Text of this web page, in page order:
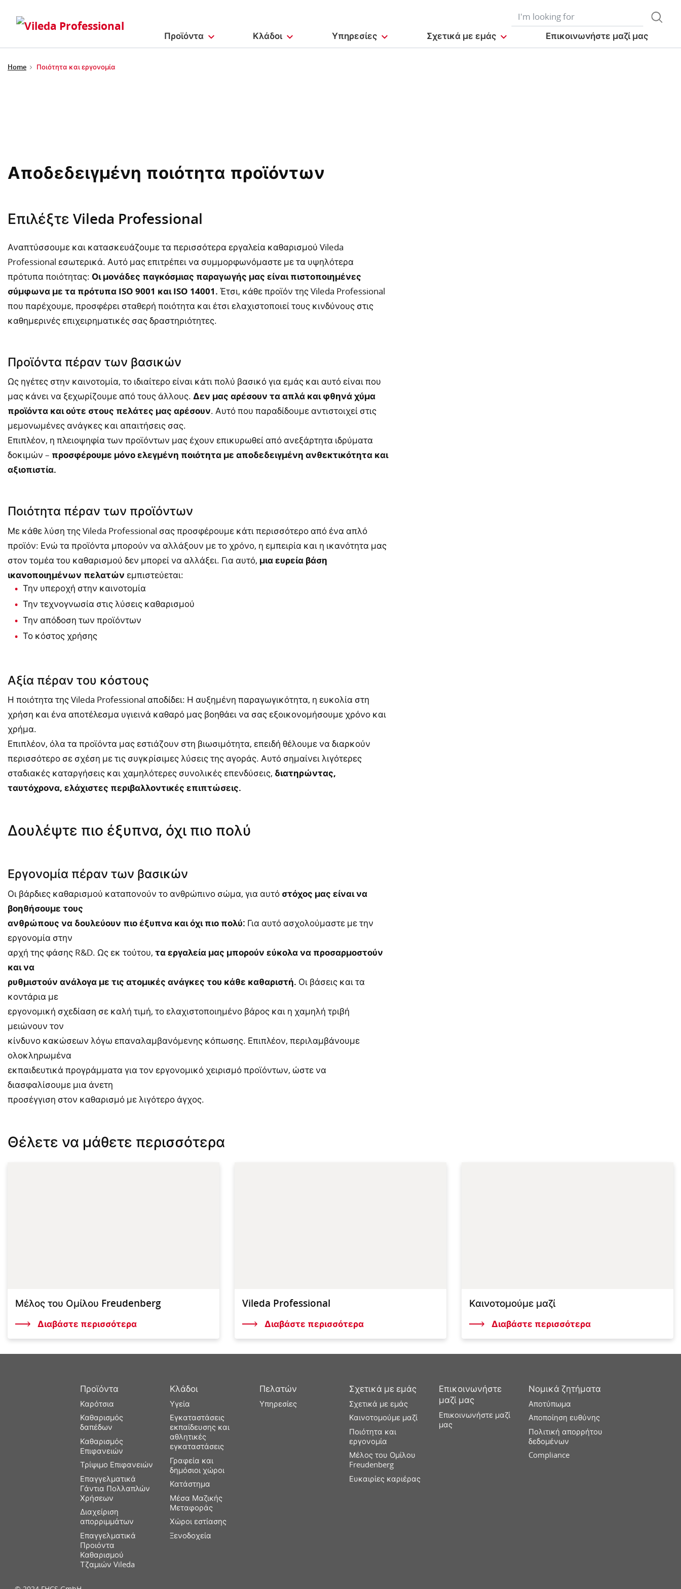
Προϊόντα Κλάδοι Υπηρεσίες Σχετικά με εμάς Επικοινωνήστε μαζί μας
Home Ποιότητα και εργονομία
Αποδεδειγμένη ποιότητα προϊόντων
Επιλέξτε Vileda Professional
Αναπτύσσουμε και κατασκευάζουμε τα περισσότερα εργαλεία καθαρισμού Vileda
Professional εσωτερικά. Αυτό μας επιτρέπει να συμμορφωνόμαστε με τα υψηλότερα
πρότυπα ποιότητας: Οι μονάδες παγκόσμιας παραγωγής μας είναι πιστοποιημένες
σύμφωνα με τα πρότυπα ISO 9001 και ISO 14001. Έτσι, κάθε προϊόν της Vileda Professional
που παρέχουμε, προσφέρει σταθερή ποιότητα και έτσι ελαχιστοποιεί τους κινδύνους στις
καθημερινές επιχειρηματικές σας δραστηριότητες.
Προϊόντα πέραν των βασικών
Ως ηγέτες στην καινοτομία, το ιδιαίτερο είναι κάτι πολύ βασικό για εμάς και αυτό είναι που
μας κάνει να ξεχωρίζουμε από τους άλλους. Δεν μας αρέσουν τα απλά και φθηνά χύμα
προϊόντα και ούτε στους πελάτες μας αρέσουν. Αυτό που παραδίδουμε αντιστοιχεί στις
μεμονωμένες ανάγκες και απαιτήσεις σας.
Επιπλέον, η πλειοψηφία των προϊόντων μας έχουν επικυρωθεί από ανεξάρτητα ιδρύματα
δοκιμών – προσφέρουμε μόνο ελεγμένη ποιότητα με αποδεδειγμένη ανθεκτικότητα και
αξιοπιστία.
Ποιότητα πέραν των προϊόντων
Με κάθε λύση της Vileda Professional σας προσφέρουμε κάτι περισσότερο από ένα απλό
προϊόν: Ενώ τα προϊόντα μπορούν να αλλάξουν με το χρόνο, η εμπειρία και η ικανότητα μας
στον τομέα του καθαρισμού δεν μπορεί να αλλάξει. Για αυτό, μια ευρεία βάση
ικανοποιημένων πελατών εμπιστεύεται:
Την υπεροχή στην καινοτομία
Την τεχνογνωσία στις λύσεις καθαρισμού
Την απόδοση των προϊόντων
Το κόστος χρήσης
Αξία πέραν του κόστους
Η ποιότητα της Vileda Professional αποδίδει: Η αυξημένη παραγωγικότητα, η ευκολία στη
χρήση και ένα αποτέλεσμα υγιεινά καθαρό μας βοηθάει να σας εξοικονομήσουμε χρόνο και
χρήμα.
Επιπλέον, όλα τα προϊόντα μας εστιάζουν στη βιωσιμότητα, επειδή θέλουμε να διαρκούν
περισσότερο σε σχέση με τις συγκρίσιμες λύσεις της αγοράς. Αυτό σημαίνει λιγότερες
σταδιακές καταργήσεις και χαμηλότερες συνολικές επενδύσεις, διατηρώντας,
ταυτόχρονα, ελάχιστες περιβαλλοντικές επιπτώσεις.
Δουλέψτε πιο έξυπνα, όχι πιο πολύ
Εργονομία πέραν των βασικών
Οι βάρδιες καθαρισμού καταπονούν το ανθρώπινο σώμα, για αυτό στόχος μας είναι να
βοηθήσουμε τους
ανθρώπους να δουλεύουν πιο έξυπνα και όχι πιο πολύ: Για αυτό ασχολούμαστε με την
εργονομία στην
αρχή της φάσης R&D. Ως εκ τούτου, τα εργαλεία μας μπορούν εύκολα να προσαρμοστούν
και να
ρυθμιστούν ανάλογα με τις ατομικές ανάγκες του κάθε καθαριστή. Οι βάσεις και τα
κοντάρια με
εργονομική σχεδίαση σε καλή τιμή, το ελαχιστοποιημένο βάρος και η χαμηλή τριβή
μειώνουν τον
κίνδυνο κακώσεων λόγω επαναλαμβανόμενης κόπωσης. Επιπλέον, περιλαμβάνουμε
ολοκληρωμένα
εκπαιδευτικά προγράμματα για τον εργονομικό χειρισμό προϊόντων, ώστε να
διασφαλίσουμε μια άνετη
προσέγγιση στον καθαρισμό με λιγότερο άγχος.
Θέλετε να μάθετε περισσότερα
Μέλος του Ομίλου Freudenberg
Διαβάστε περισσότερα
Vileda Professional
Διαβάστε περισσότερα
Καινοτομούμε μαζί
Διαβάστε περισσότερα
Προϊόντα
Καρότσια
Καθαρισμός
δαπέδων
Καθαρισμός
Επιφανειών
Τρίψιμο Επιφανειών
Επαγγελματικά
Γάντια Πολλαπλών
Χρήσεων
Διαχείριση
απορριμμάτων
Επαγγελματικά
Προιόντα
Καθαρισμού
Τζαμιών Vileda
Κλάδοι
Υγεία
Εγκαταστάσεις
εκπαίδευσης και
αθλητικές
εγκαταστάσεις
Γραφεία και
δημόσιοι χώροι
Κατάστημα
Μέσα Μαζικής
Μεταφοράς
Χώροι εστίασης
Ξενοδοχεία
Πελατών
Υπηρεσίες
Σχετικά με εμάς
Σχετικά με εμάς
Καινοτομούμε μαζί
Ποιότητα και
εργονομία
Μέλος του Ομίλου
Freudenberg
Ευκαιρίες καριέρας
Επικοινωνήστε
μαζί μας
Επικοινωνήστε μαζί
μας
Νομικά ζητήματα
Αποτύπωμα
Αποποίηση ευθύνης
Πολιτική απορρήτου
δεδομένων
Compliance